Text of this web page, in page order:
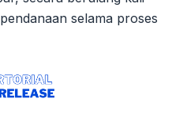
selama proses